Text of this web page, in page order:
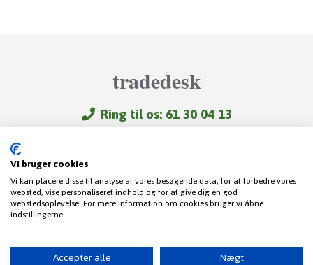
tradedesk
Ring til os: 61 30 04 13
Gode links
Kontakt
Vi bruger cookies
Vi kan placere disse til analyse af vores besøgende data, for at forbedre vores
websted, vise personaliseret indhold og for at give dig en god
webstedsoplevelse. For mere information om cookies bruger vi åbne
indstillingerne.
Accepter alle Nægt